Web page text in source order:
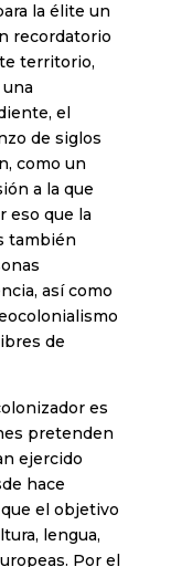
la élite un
recordatorio
territorio,
el
de siglos
como un
a la que
eso que la
también
así como
de
es
pretenden
ejercido
hace
el objetivo
lengua,
Por el